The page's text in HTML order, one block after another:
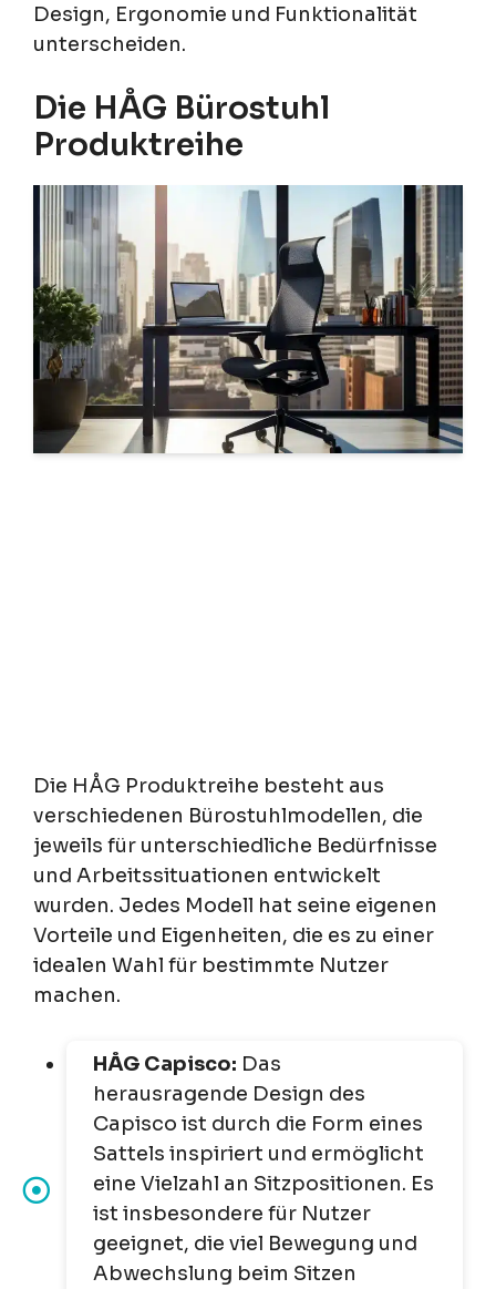
Design, Ergonomie und Funktionalität
unterscheiden.
Die HÅG Bürostuhl
Produktreihe
Die HÅG Produktreihe besteht aus
verschiedenen Bürostuhlmodellen, die
jeweils für unterschiedliche Bedürfnisse
und Arbeitssituationen entwickelt
wurden. Jedes Modell hat seine eigenen
Vorteile und Eigenheiten, die es zu einer
idealen Wahl für bestimmte Nutzer
machen.
HÅG Capisco: Das
herausragende Design des
Capisco ist durch die Form eines
Sattels inspiriert und ermöglicht
eine Vielzahl an Sitzpositionen. Es
ist insbesondere für Nutzer
geeignet, die viel Bewegung und
Abwechslung beim Sitzen